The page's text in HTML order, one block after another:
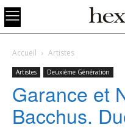
Accueil Artistes
Artistes Deuxième Génération
Garance et
Bacchus.